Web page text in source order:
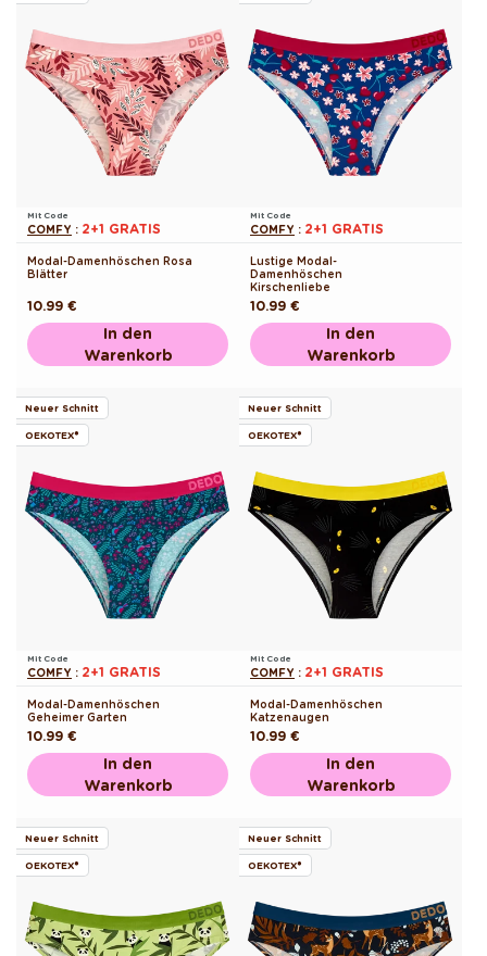
Mit Code
COMFY : 2+1 GRATIS
Modal-Damenhöschen Rosa
Blätter
Normaler
Preis
10.99 €
In den
Warenkorb
Mit Code
COMFY : 2+1 GRATIS
Lustige Modal-
Damenhöschen
Kirschenliebe
Normaler
Preis
10.99 €
In den
Warenkorb
Neuer Schnitt
OEKOTEX®
Mit Code
COMFY : 2+1 GRATIS
Modal-Damenhöschen
Geheimer Garten
Normaler
Preis
10.99 €
In den
Warenkorb
Neuer Schnitt
OEKOTEX®
Mit Code
COMFY : 2+1 GRATIS
Modal-Damenhöschen
Katzenaugen
Normaler
Preis
10.99 €
In den
Warenkorb
Neuer Schnitt
OEKOTEX®
Neuer Schnitt
OEKOTEX®